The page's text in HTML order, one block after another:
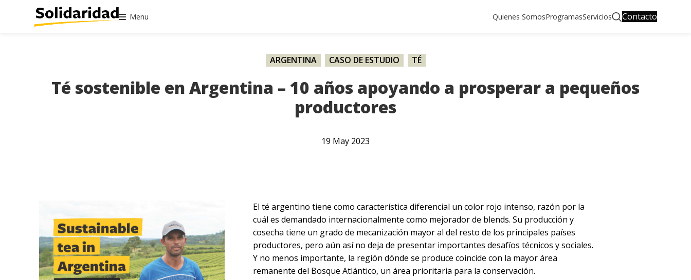
Menu Quienes SomosProgramasServicios Contacto
ARGENTINA CASO DE ESTUDIO TÉ
Té sostenible en Argentina – 10 años apoyando a prosperar a pequeños
productores
19 May 2023
El té argentino tiene como característica diferencial un color rojo intenso, razón por la
cuál es demandado internacionalmente como mejorador de blends. Su producción y
cosecha tiene un grado de mecanización mayor al del resto de los principales países
productores, pero aún así no deja de presentar importantes desafíos técnicos y sociales.
Y no menos importante, la región dónde se produce coincide con la mayor área
remanente del Bosque Atlántico, un área prioritaria para la conservación.